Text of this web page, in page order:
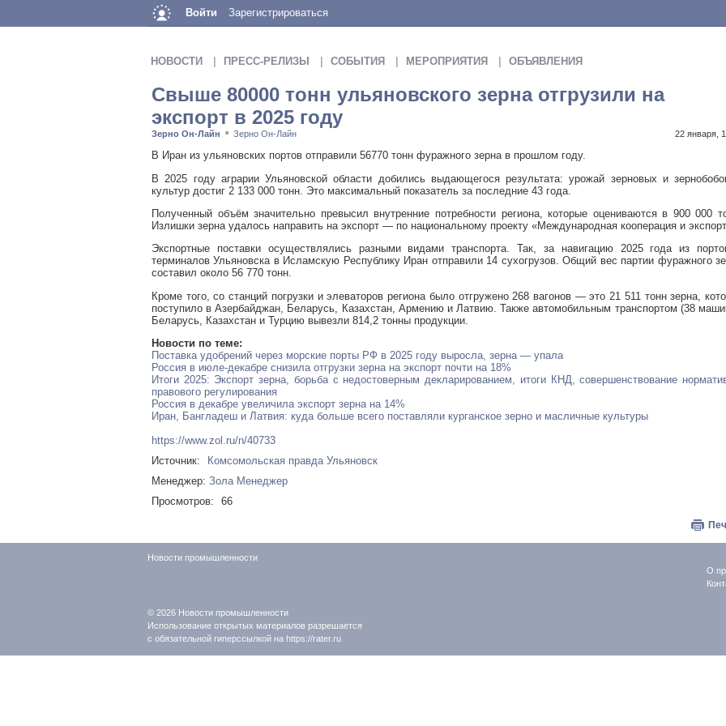
Войти Зарегистрироваться
НОВОСТИ ПРЕСС-РЕЛИЗЫ СОБЫТИЯ МЕРОПРИЯТИЯ ОБЪЯВЛЕНИЯ
Свыше 80000 тонн ульяновского зерна отгрузили на
экспорт в 2025 году
Зерно Он-Лайн ■ Зерно Он-Лайн 22 января,
В Иран из ульяновских портов отправили 56770 тонн фуражного зерна в прошлом году.
В 2025 году аграрии Ульяновской области добились выдающегося результата: урожай зерновых и
культур достиг 2 133 000 тонн. Это максимальный показатель за последние 43 года.
Полученный объём значительно превысил внутренние потребности региона, которые оцениваются в 900 000
Излишки зерна удалось направить на экспорт — по национальному проекту «Международная кооперация и
Экспортные поставки осуществлялись разными видами транспорта. Так, за навигацию 2025 года из
терминалов Ульяновска в Исламскую Республику Иран отправили 14 сухогрузов. Общий вес партии фуражного
составил около 56 770 тонн.
Кроме того, со станций погрузки и элеваторов региона было отгружено 268 вагонов — это 21 511 тонн зерна,
поступило в Азербайджан, Беларусь, Казахстан, Армению и Латвию. Также автомобильным транспортом (38
Беларусь, Казахстан и Турцию вывезли 814,2 тонны продукции.
Новости по теме:
Поставка удобрений через морские порты РФ в 2025 году выросла, зерна — упала
Россия в июле-декабре снизила отгрузки зерна на экспорт почти на 18%
Итоги 2025: Экспорт зерна, борьба с недостоверным декларированием, итоги КНД, совершенствование
правового регулирования
Россия в декабре увеличила экспорт зерна на 14%
Иран, Бангладеш и Латвия: куда больше всего поставляли курганское зерно и масличные культуры
https://www.zol.ru/n/40733
Источник:
Комсомольская правда Ульяновск
Менеджер: Зола Менеджер
Просмотров:
66
Новости промышленности
© 2026 Новости промышленности
Использование открытых материалов разрешается
с обязательной гиперссылкой на https://rater.ru
О